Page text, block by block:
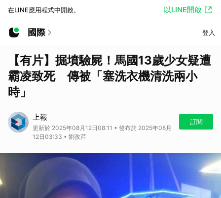
在LINE應用程式中開啟。 以LINE開啟
國際 登入
【有片】掘墳驗屍！馬國13歲少女疑遭
霸凌致死 傳被「塞洗衣機清洗兩小
時」
上報
更新於 2025年08月12日08:11 • 發布於 2025年08月
12日03:33 • 劉孜芹
訂閱